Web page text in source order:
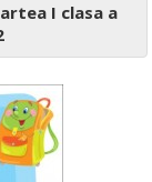
I clasa a